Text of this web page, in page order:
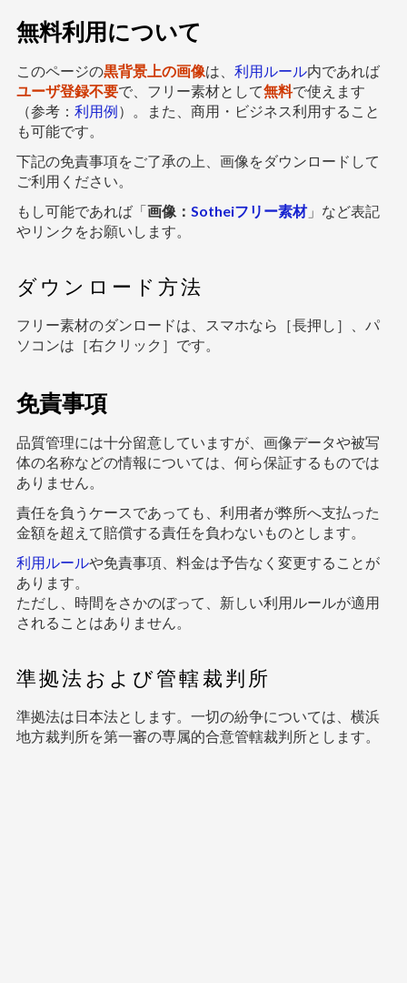
無料利用について
このページの黒背景上の画像は、 利用ルール内であれば
ユーザ登録不要で、フリー素材として無料で使えます
（参考： 利用例）。また、商用・ビジネス利用すること
も可能です。
下記の免責事項をご了承の上、画像をダウンロードして
ご利用ください。
もし可能であれば「画像： Sotheiフリー素材」など表記
やリンクをお願いします。
ダウンロード方法
フリー素材のダンロードは、スマホなら［長押し］、パ
ソコンは［右クリック］です。
免責事項
品質管理には十分留意していますが、画像データや被写
体の名称などの情報については、何ら保証するものでは
ありません。
責任を負うケースであっても、利用者が弊所へ支払った
金額を超えて賠償する責任を負わないものとします。
利用ルールや免責事項、料金は予告なく変更することが
あります。
ただし、時間をさかのぼって、新しい利用ルールが適用
されることはありません。
準拠法および管轄裁判所
準拠法は日本法とします。一切の紛争については、横浜
地方裁判所を第一審の専属的合意管轄裁判所とします。